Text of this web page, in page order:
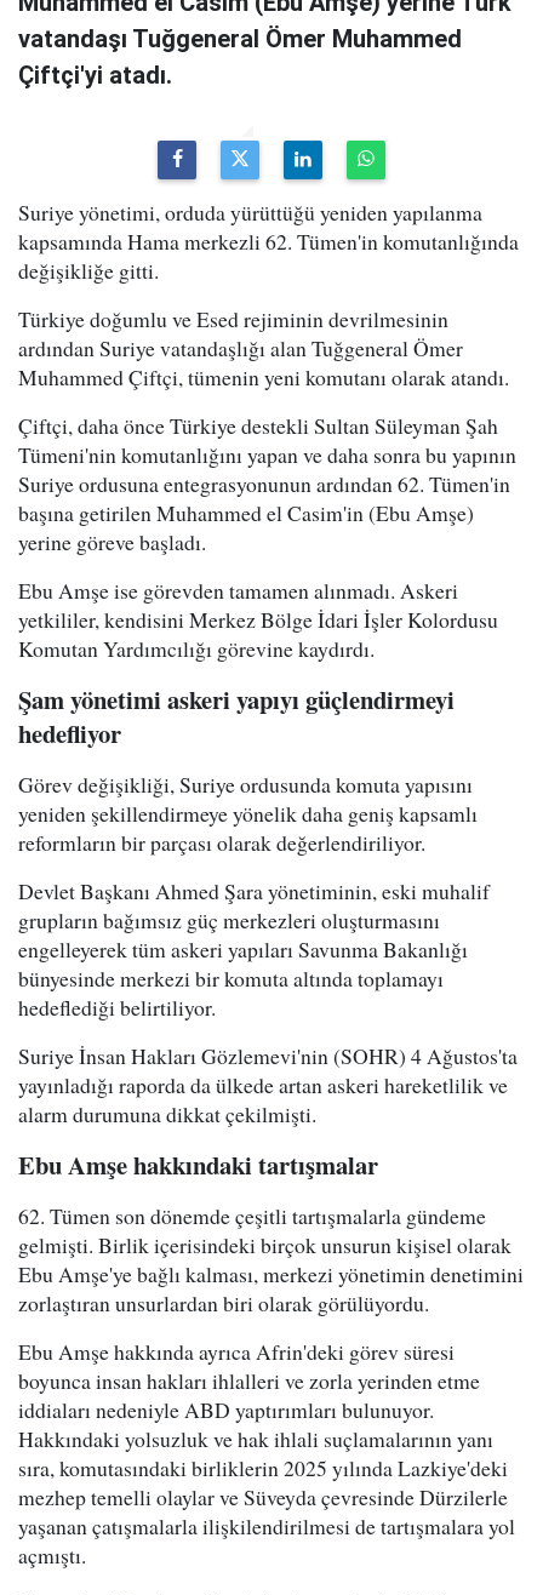
vatandaşı Tuğgeneral Ömer Muhammed
Çiftçi'yi atadı.
Suriye yönetimi, orduda yürüttüğü yeniden yapılanma
kapsamında Hama merkezli 62. Tümen'in komutanlığında
değişikliğe gitti.
Türkiye doğumlu ve Esed rejiminin devrilmesinin
ardından Suriye vatandaşlığı alan Tuğgeneral Ömer
Muhammed Çiftçi, tümenin yeni komutanı olarak atandı.
Çiftçi, daha önce Türkiye destekli Sultan Süleyman Şah
Tümeni'nin komutanlığını yapan ve daha sonra bu yapının
Suriye ordusuna entegrasyonunun ardından 62. Tümen'in
başına getirilen Muhammed el Casim'in (Ebu Amşe)
yerine göreve başladı.
Ebu Amşe ise görevden tamamen alınmadı. Askeri
yetkililer, kendisini Merkez Bölge İdari İşler Kolordusu
Komutan Yardımcılığı görevine kaydırdı.
Şam yönetimi askeri yapıyı güçlendirmeyi
hedefliyor
Görev değişikliği, Suriye ordusunda komuta yapısını
yeniden şekillendirmeye yönelik daha geniş kapsamlı
reformların bir parçası olarak değerlendiriliyor.
Devlet Başkanı Ahmed Şara yönetiminin, eski muhalif
grupların bağımsız güç merkezleri oluşturmasını
engelleyerek tüm askeri yapıları Savunma Bakanlığı
bünyesinde merkezi bir komuta altında toplamayı
hedeflediği belirtiliyor.
Suriye İnsan Hakları Gözlemevi'nin (SOHR) 4 Ağustos'ta
yayınladığı raporda da ülkede artan askeri hareketlilik ve
alarm durumuna dikkat çekilmişti.
Ebu Amşe hakkındaki tartışmalar
62. Tümen son dönemde çeşitli tartışmalarla gündeme
gelmişti. Birlik içerisindeki birçok unsurun kişisel olarak
Ebu Amşe'ye bağlı kalması, merkezi yönetimin denetimini
zorlaştıran unsurlardan biri olarak görülüyordu.
Ebu Amşe hakkında ayrıca Afrin'deki görev süresi
boyunca insan hakları ihlalleri ve zorla yerinden etme
iddiaları nedeniyle ABD yaptırımları bulunuyor.
Hakkındaki yolsuzluk ve hak ihlali suçlamalarının yanı
sıra, komutasındaki birliklerin 2025 yılında Lazkiye'deki
mezhep temelli olaylar ve Süveyda çevresinde Dürzilerle
yaşanan çatışmalarla ilişkilendirilmesi de tartışmalara yol
açmıştı.